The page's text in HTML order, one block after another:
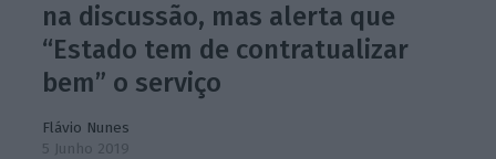
na discussão, mas alerta que
“Estado tem de contratualizar
bem” o serviço
Flávio Nunes
5 Junho 2019